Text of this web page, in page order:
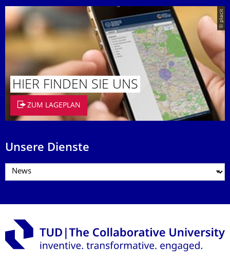
© placit
HIER FINDEN SIE UNS
ZUM LAGEPLAN
Unsere Dienste